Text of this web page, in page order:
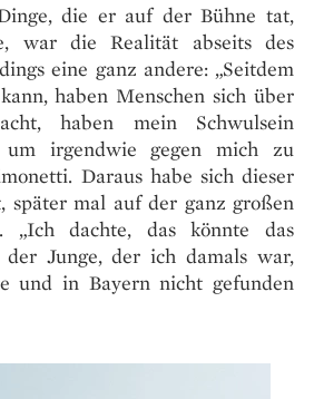
die er auf der Bühne tat,
war die Realität abseits des
eine ganz andere: „Seitdem
haben Menschen sich über
haben mein Schwulsein
um irgendwie gegen mich zu
Daraus habe sich dieser
später mal auf der ganz großen
„Ich dachte, das könnte das
der Junge, der ich damals war,
und in Bayern nicht gefunden